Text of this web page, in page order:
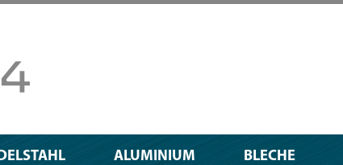
ALUMINIUM BLECHE